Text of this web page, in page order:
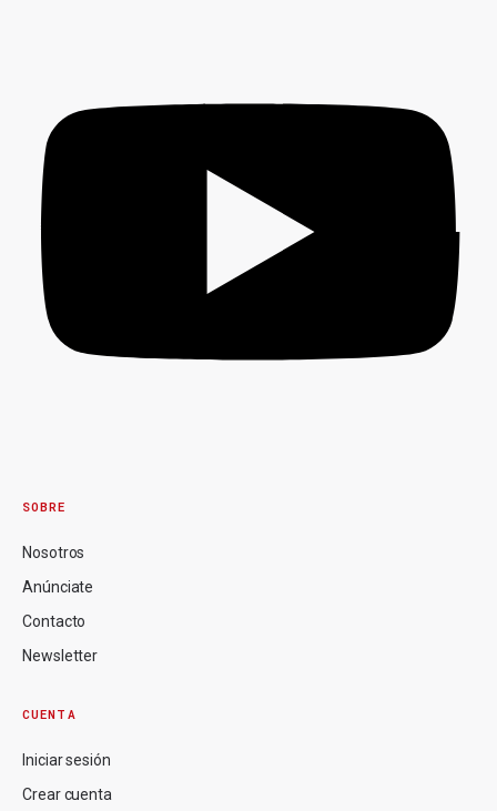
SOBRE
Nosotros
Anúnciate
Contacto
Newsletter
CUENTA
Iniciar sesión
Crear cuenta